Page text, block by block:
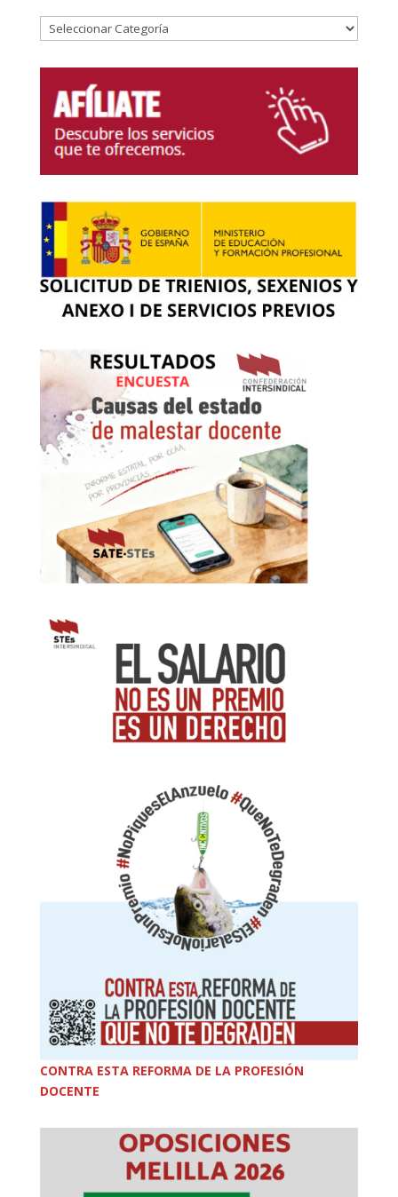
CONTRA ESTA REFORMA DE LA PROFESIÓN
DOCENTE